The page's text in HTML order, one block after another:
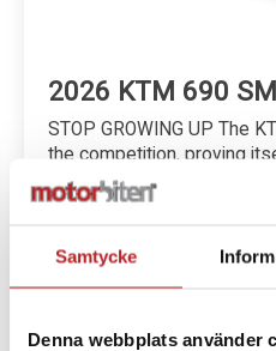
Samtycke
Denna webbplats använder
2026 KTM 690
STOP GROWING UP The
the competition, proving
of its class. Pr...